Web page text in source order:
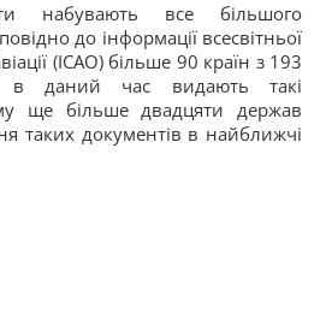
набувають все більшого
до інформації всесвітньої
(ICAO) більше 90 країн з 193
в даний час видають такі
ще більше двадцяти держав
таких документів в найближчі